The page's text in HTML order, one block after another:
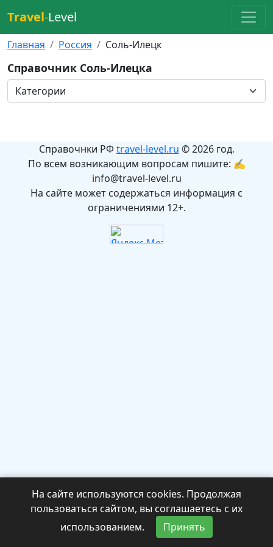
Travel-Level
Главная Россия Соль-Илецк
Справочник Соль-Илецка
Справочнки РФ travel-level.ru © 2026 год.
По всем возникающим вопросам пишите: ✍
info@travel-level.ru
На сайте может содержаться информация с
ограничениями 12+.
На сайте используются cookies. Продолжая
пользоваться сайтом, вы соглашаетесь с их
использованием.
Принять